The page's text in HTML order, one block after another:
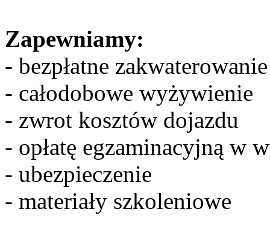
Zapewniamy:
- bezpłatne zakwaterowanie
- całodobowe wyżywienie
- zwrot kosztów dojazdu
- opłatę egzaminacyjną w
- ubezpieczenie
- materiały szkoleniowe